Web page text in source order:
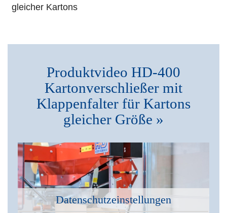
gleicher Kartons
Produktvideo HD-400
Kartonverschließer mit
Klappenfalter für Kartons
gleicher Größe »
Datenschutzeinstellungen